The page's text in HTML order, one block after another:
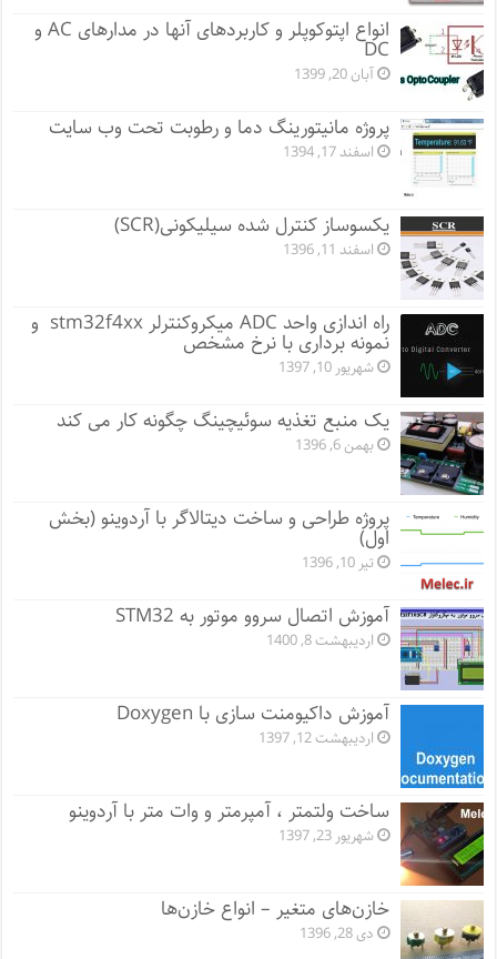
انواع اپتوکوپلر و کاربردهای آنها در مدارهای AC و
DC
آبان 20, 1399
پروژه مانيتورينگ دما و رطوبت تحت وب سایت
اسفند 17, 1394
یکسوساز کنترل شده سیلیکونی(SCR)
اسفند 11, 1396
راه اندازی واحد ADC میکروکنترلر stm32f4xx و
نمونه برداری با نرخ مشخص
شهریور 10, 1397
یک منبع تغذیه سوئیچینگ چگونه کار می کند
بهمن 6, 1396
پروژه طراحی و ساخت دیتالاگر با آردوینو (بخش
اول)
تیر 10, 1396
آموزش اتصال سروو موتور به STM32
اردیبهشت 8, 1400
آموزش داکیومنت سازی با Doxygen
اردیبهشت 12, 1397
ساخت ولتمتر ، آمپرمتر و وات متر با آردوینو
شهریور 23, 1397
خازن‌های متغیر – انواع خازن‌ها
دی 28, 1396